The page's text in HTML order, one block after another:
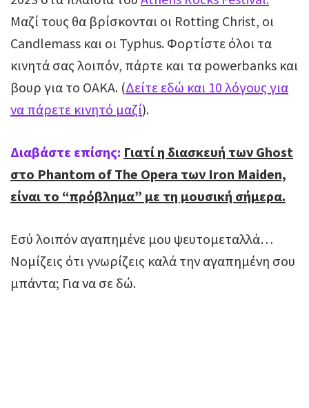
Μαζί τους θα βρίσκονται οι Rotting Christ, οι
Candlemass και οι Typhus. Φορτίστε όλοι τα
κινητά σας λοιπόν, πάρτε και τα powerbanks και
βουρ για το OAKA. (Δείτε εδώ και 10 λόγους για
να πάρετε κινητό μαζί).
Διαβάστε επίσης: Γιατί η διασκευή των Ghost
στο Phantom of The Opera των Iron Maiden,
είναι το “πρόβλημα” με τη μουσική σήμερα.
Εσύ λοιπόν αγαπημένε μου ψευτομεταλλά…
Νομίζεις ότι γνωρίζεις καλά την αγαπημένη σου
μπάντα; Για να σε δώ.